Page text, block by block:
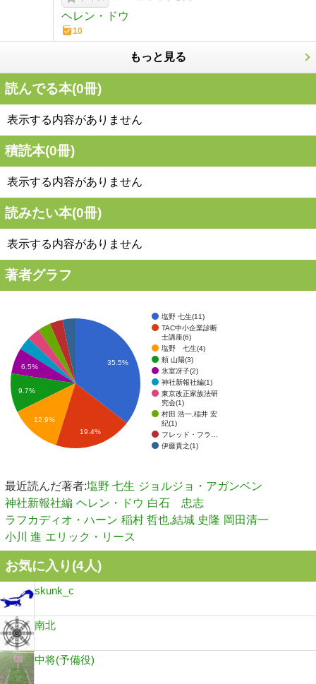
ヘレン・ドウ
10
もっと見る
読んでる本(0冊)
表示する内容がありません
積読本(0冊)
表示する内容がありません
読みたい本(0冊)
表示する内容がありません
著者グラフ
塩野 七生(11)
TAC中小企業診断
士講座(6)
塩野 七生(4)
頼 山陽(3)
氷室冴子(2)
神社新報社編(1)
東京改正家族法研
究会(1)
村田 浩一,稲井 宏
紀(1)
フレッド・フラ…
伊藤貴之(1)
35.5%
6.5%
9.7%
12.9%
19.4%
最近読んだ著者:塩野 七生 ジョルジョ・アガンベン
神社新報社編 ヘレン・ドウ 白石 忠志
ラフカディオ・ハーン 稲村 哲也,結城 史隆 岡田清一
小川 進 エリック・リース
お気に入り(4人)
skunk_c
南北
中将(予備役)